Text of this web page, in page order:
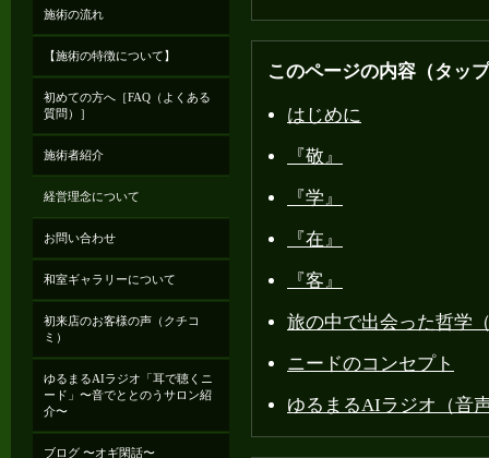
このページの内容（タッ
はじめに
『敬』
『学』
『在』
『客』
旅の中で出会った哲学
ニードのコンセプト
ゆるまるAIラジオ（音
施術の流れ
【施術の特徴について】
初めての方へ［FAQ（よくある
質問）］
施術者紹介
経営理念について
お問い合わせ
和室ギャラリーについて
初来店のお客様の声（クチコ
ミ）
ゆるまるAIラジオ「耳で聴くニ
ード」〜音でととのうサロン紹
介〜
ブログ 〜オギ閑話〜